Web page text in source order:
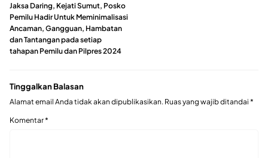
Jaksa Daring, Kejati Sumut, Posko
Pemilu Hadir Untuk Meminimalisasi
Ancaman, Gangguan, Hambatan
dan Tantangan pada setiap
tahapan Pemilu dan Pilpres 2024
Tinggalkan Balasan
Alamat email Anda tidak akan dipublikasikan. Ruas yang wajib ditandai *
Komentar*